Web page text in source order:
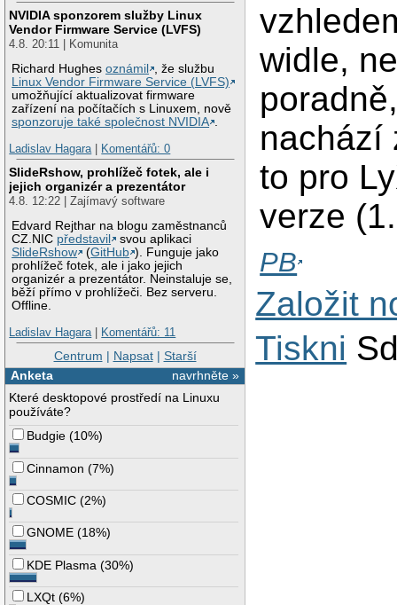
NVIDIA sponzorem služby Linux
Vendor Firmware Service (LVFS)
4.8. 20:11 | Komunita
Richard Hughesoznámil
, že službu
Linux Vendor Firmware Service (LVFS)
umožňující aktualizovat firmware
zařízení na počítačích s Linuxem, nově
sponzoruje také společnost NVIDIA .
Ladislav Hagara| Komentářů: 0
SlideRshow, prohlížeč fotek, ale i
jejich organizér a prezentátor
4.8. 12:22 | Zajímavý software
Edvard Rejthar na blogu zaměstnanců
CZ.NIC představil
svou aplikaci
SlideRshow
(GitHub ). Funguje jako
prohlížeč fotek, ale i jako jejich
organizér a prezentátor. Neinstaluje se,
běží přímo v prohlížeči. Bez serveru.
Offline.
Ladislav Hagara| Komentářů: 11
Centrum | Napsat| Starší
navrhněte »
Anketa
Které desktopové prostředí na Linuxu
používáte?
Budgie (10%)
Cinnamon (7%)
COSMIC (2%)
GNOME (18%)
KDE Plasma (30%)
LXQt (6%)
widle,
to pro
verze
PB
Založit
Tiskni